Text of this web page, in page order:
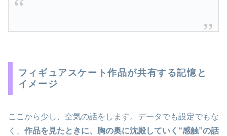
フィギュアスケート作品が共有する記憶と
イメージ
ここから少し、空気の話をします。データでも設定でもな
く、 作品を見たときに、胸の奥に沈殿していく“感触”の話